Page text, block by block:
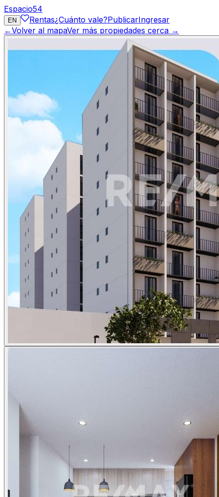
Espacio54
EN Rentas¿Cuánto vale?PublicarIngresar
←Volver al mapaVer más propiedades cerca →